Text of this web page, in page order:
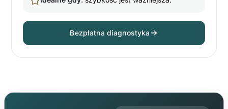
Bezpłatna diagnostyka